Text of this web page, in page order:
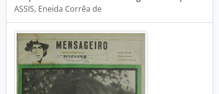
ASSIS, Eneida Corrêa de